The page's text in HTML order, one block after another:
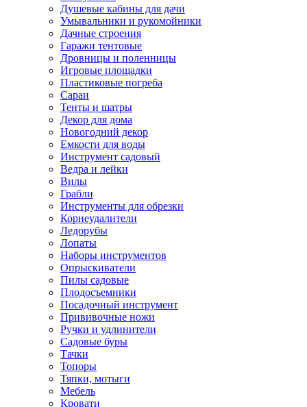
Душевые кабины для дачи
Умывальники и рукомойники
Дачные строения
Гаражи тентовые
Дровницы и поленницы
Игровые площадки
Пластиковые погреба
Сараи
Тенты и шатры
Декор для дома
Новогодний декор
Емкости для воды
Инструмент садовый
Ведра и лейки
Вилы
Грабли
Инструменты для обрезки
Корнеудалители
Ледорубы
Лопаты
Наборы инструментов
Опрыскиватели
Пилы садовые
Плодосъемники
Посадочный инструмент
Прививочные ножи
Ручки и удлинители
Садовые буры
Тачки
Топоры
Тяпки, мотыги
Мебель
Кровати